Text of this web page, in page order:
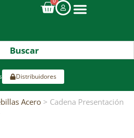
Distribuidores
Acero > Cadena Presentación